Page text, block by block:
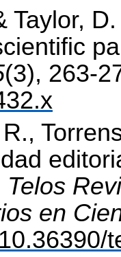
Taylor,
(3), 263-
Telos
en